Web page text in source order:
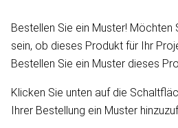
Bestellen Sie ein Muster! Möchten
sein, ob dieses Produkt für Ihr
Bestellen Sie ein Muster dieses
Klicken Sie unten auf die
Ihrer Bestellung ein Muster